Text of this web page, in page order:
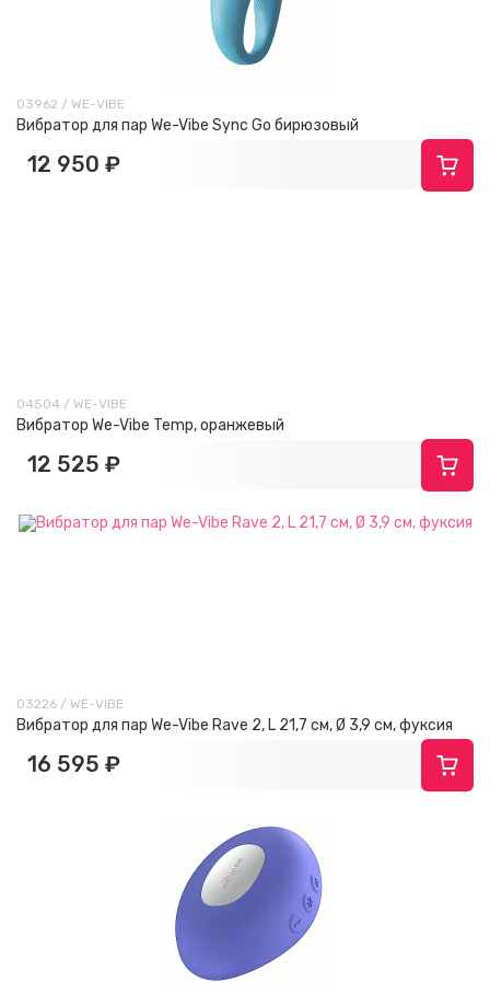
03962 / WE-VIBE
Вибратор для пар We-Vibe Sync Go бирюзовый
12 950 ₽
04504 / WE-VIBE
Вибратор We-Vibe Temp, оранжевый
12 525 ₽
03226 / WE-VIBE
Вибратор для пар We-Vibe Rave 2, L 21,7 см, Ø 3,9 см, фуксия
16 595 ₽